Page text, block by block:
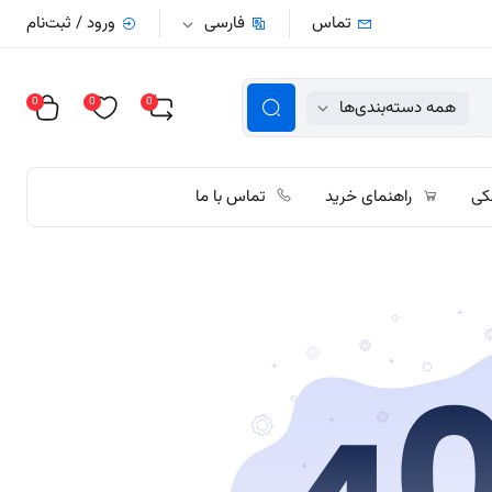
تماس فارسی ورود / ثبت‌نام
همه دسته‌بندی‌ها 0
0
0
راهنمای خرید تماس با ما